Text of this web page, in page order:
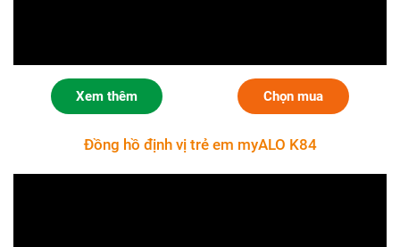
Xem thêm Chọn mua
Đồng hồ định vị trẻ em myALO K84